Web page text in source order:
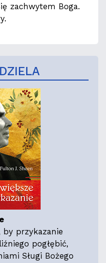
zachwytem Boga.
przykazanie
pogłębić,
Sługi Bożego